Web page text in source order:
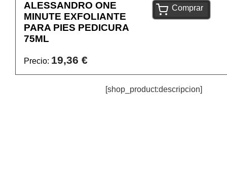
ALESSANDRO ONE
MINUTE EXFOLIANTE
PARA PIES PEDICURA
75ML
Precio: 19,36 €
Comprar
[shop_product:descripcion]